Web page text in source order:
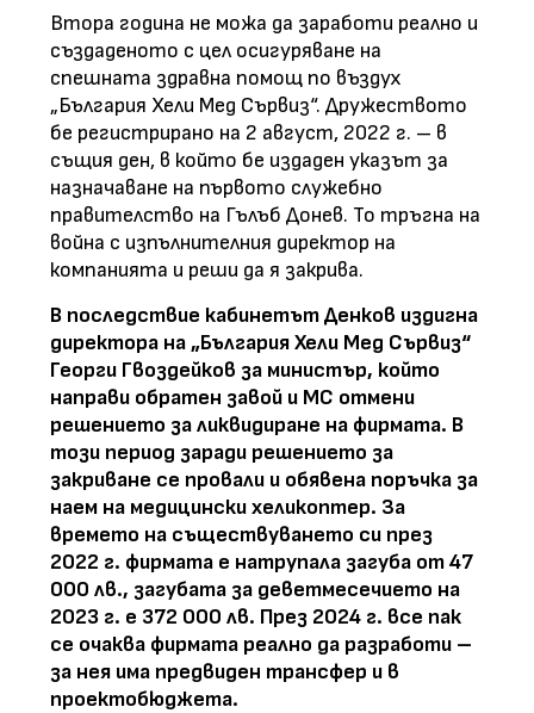
Втора година не можа да заработи реално и
създаденото с цел осигуряване на
спешната здравна помощ по въздух
„България Хели Мед Сървиз“. Дружеството
бе регистрирано на 2 август, 2022 г. – в
същия ден, в който бе издаден указът за
назначаване на първото служебно
правителство на Гълъб Донев. То тръгна на
война с изпълнителния директор на
компанията и реши да я закрива.
В последствие кабинетът Денков издигна
директора на „България Хели Мед Сървиз“
Георги Гвоздейков за министър, който
направи обратен завой и МС отмени
решението за ликвидиране на фирмата. В
този период заради решението за
закриване се провали и обявена поръчка за
наем на медицински хеликоптер. За
времето на съществуването си през
2022 г. фирмата е натрупала загуба от 47
000 лв., загубата за деветмесечието на
2023 г. е 372 000 лв. През 2024 г. все пак
се очаква фирмата реално да разработи –
за нея има предвиден трансфер и в
проектобюджета.